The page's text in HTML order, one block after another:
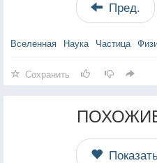
Пред.
Вселенная Наука Частица
Сохранить